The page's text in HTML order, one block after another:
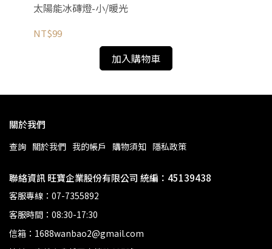
太陽能冰磚燈-小/暖光
NT$99
加入購物車
關於我們
查詢 關於我們 我的帳戶 購物須知 隱私政策
聯絡資訊 旺寶企業股份有限公司 統編：45139438
客服專線：07-7355892
客服時間：08:30-17:30
信箱：1688wanbao2@gmail.com